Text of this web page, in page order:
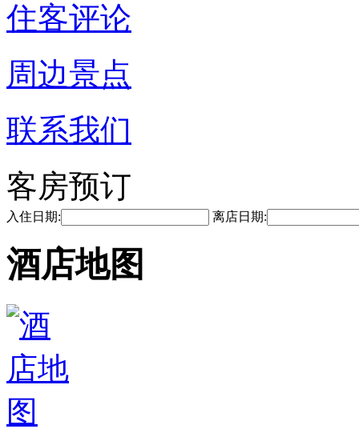
住客评论
周边景点
联系我们
客房预订
入住日期: 离店日期:
酒店地图